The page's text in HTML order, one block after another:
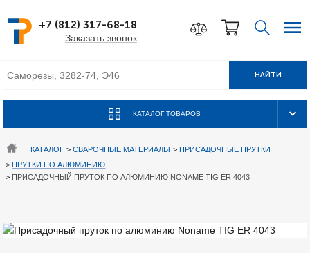
+7 (812) 317-68-18
Заказать звонок
КАТАЛОГ ТОВАРОВ
НАЙТИ
КАТАЛОГ >СВАРОЧНЫЕ МАТЕРИАЛЫ >ПРИСАДОЧНЫЕ ПРУТКИ
>ПРУТКИ ПО АЛЮМИНИЮ
> ПРИСАДОЧНЫЙ ПРУТОК ПО АЛЮМИНИЮ NONAME TIG ER 4043